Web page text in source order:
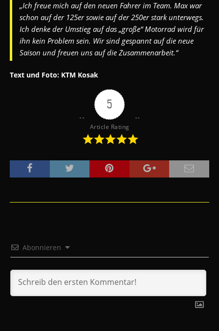
„Ich freue mich auf den neuen Fahrer im Team. Max war
schon auf der 125er sowie auf der 250er stark unterwegs.
Ich denke der Umstieg auf das „große“ Motorrad wird für
ihn kein Problem sein. Wir sind gespannt auf die neue
Saison und freuen uns auf die Zusammenarbeit.“
Text und Foto: KTM Kosak
5
Article Rating
Abonnieren